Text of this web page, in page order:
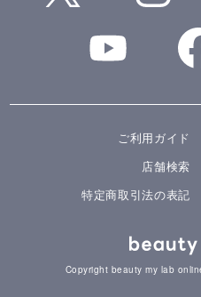
ご利用ガイド
店舗検索
特定商取引法の表記
Copyright beauty my lab